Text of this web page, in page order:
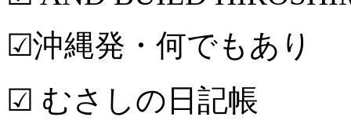
☑沖縄発・何でもあり
☑ むさしの日記帳